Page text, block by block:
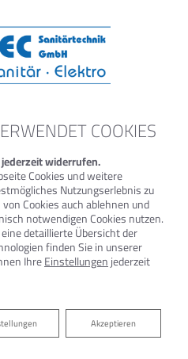
COOKIES
widerrufen.
Cookies und weitere
Nutzungserlebnis zu
Cookies auch ablehnen und
notwendigen Cookies nutzen.
detaillierte Übersicht der
finden Sie in unserer
IhreEinstellungenjederzeit
Akzeptieren